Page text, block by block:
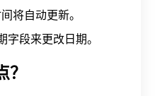
将自动更新。
段来更改日期。